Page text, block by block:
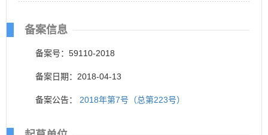
备案信息
备案号：59110-2018
备案日期：2018-04-13
备案公告： 2018年第7号（总第223号）